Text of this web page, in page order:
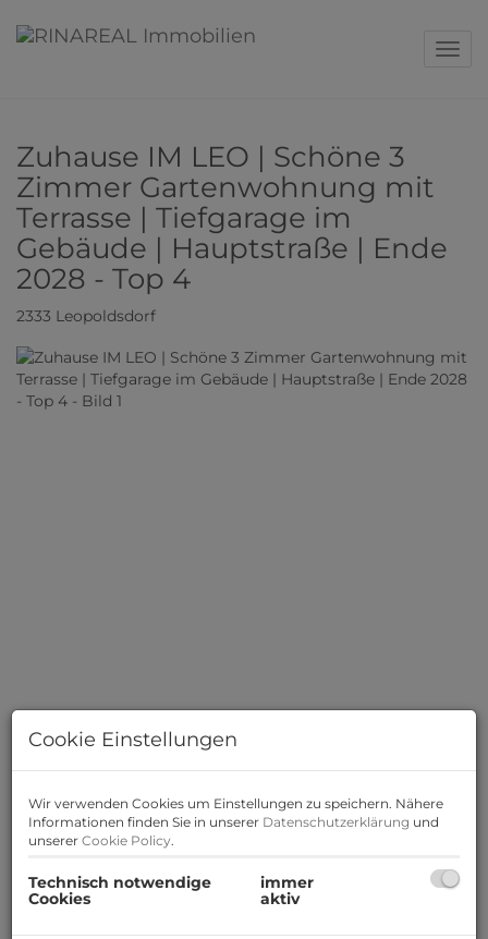
Zuhause IM LEO | Schöne 3
Zimmer Gartenwohnung mit
Terrasse | Tiefgarage im
Gebäude | Hauptstraße | Ende
2028 - Top 4
2333 Leopoldsdorf
Beschreibung
Cookie Einstellungen
Wir verwenden Cookies um Einstellungen zu speichern. Nähere
Informationen finden Sie in unserer Datenschutzerklärung und
unserer Cookie Policy.
Technisch notwendige
Cookies
immer
aktiv